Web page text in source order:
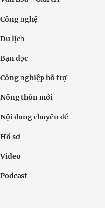
Công nghệ
Du lịch
Bạn đọc
Công nghiệp hỗ trợ
Nông thôn mới
Nội dung chuyên đề
Hồ sơ
Video
Podcast